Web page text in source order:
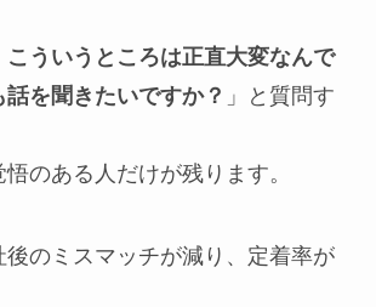
こういうところは正直大変なんで
を聞きたいですか？ 」と質問す
のある人だけが残ります。
のミスマッチが減り、定着率が